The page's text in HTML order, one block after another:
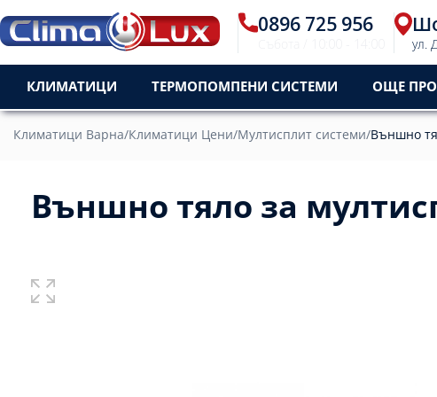
0896 725 956
ул.
КЛИМАТИЦИ ТЕРМОПОМПЕНИ СИСТЕМИ ОЩЕ
Климатици Варна/Климатици Цени/Мултисплит системи/Външно
Външно тяло за